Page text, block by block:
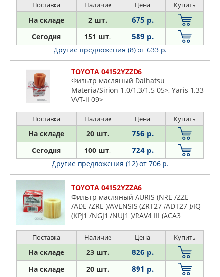
Поставка Наличие Цена Купить
На складе 2 шт. 675 р.
Сегодня 151 шт. 589 р.
Другие предложения (8) от 633 р.
TOYOTA 04152YZZD6
Фильтр масляный Daihatsu
Materia/Sirion 1.0/1.3/1.5 05>, Yaris 1.33
VVT-iI 09>
Поставка Наличие Цена Купить
На складе 20 шт. 756 р.
Сегодня 100 шт. 724 р.
Другие предложения (12) от 706 р.
TOYOTA 04152YZZA6
Фильтр масляный AURIS (NRE /ZZE
/ADE /ZRE )/AVENSIS (ZRT27 /ADT27 )/IQ
(KPJ1 /NGJ1 /NUJ1 )/RAV4 III (ACA3
/NLP1 /ZSP1 )/YARIS (
Поставка Наличие Цена Купить
На складе 23 шт. 826 р.
На складе 20 шт. 891 р.